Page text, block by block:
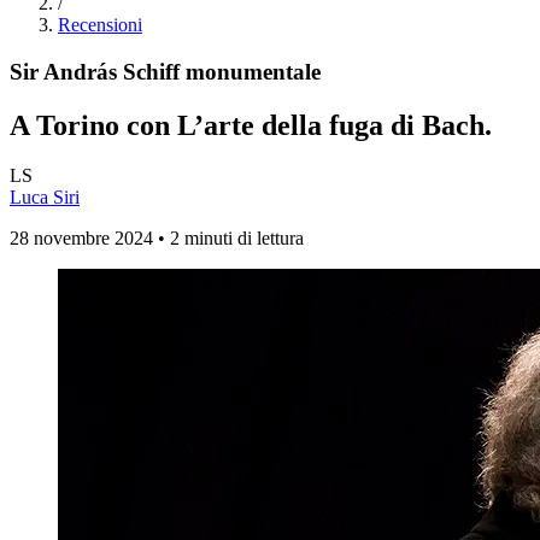
Recensioni
Sir András Schiff monumentale
A Torino con L’arte della fuga di Bach.
LS
Luca Siri
28 novembre 2024 • 2 minuti di lettura